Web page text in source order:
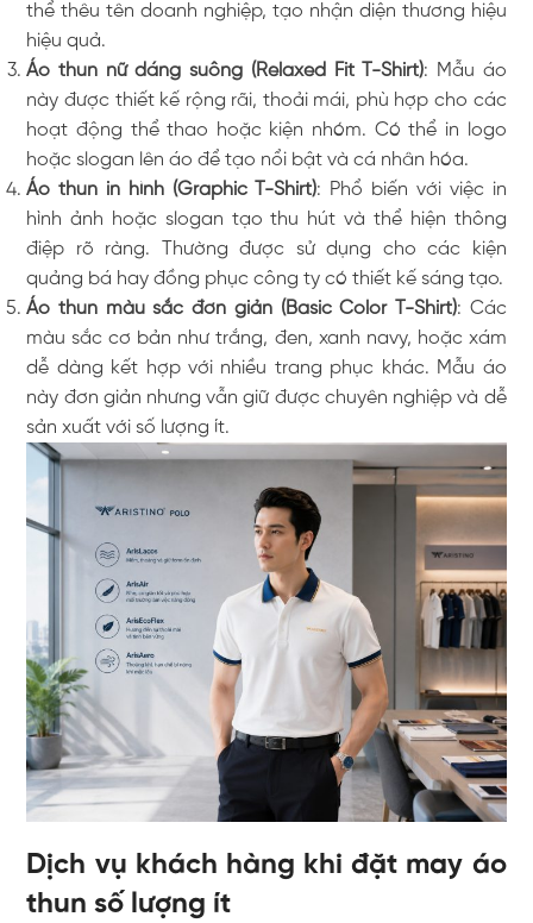
thể thêu tên doanh nghiệp, tạo nhận diện thương hiệu
hiệu quả.
Áo thun nữ dáng suông (Relaxed Fit T-Shirt): Mẫu áo
này được thiết kế rộng rãi, thoải mái, phù hợp cho các
hoạt động thể thao hoặc kiện nhóm. Có thể in logo
hoặc slogan lên áo để tạo nổi bật và cá nhân hóa.
Áo thun in hình (Graphic T-Shirt): Phổ biến với việc in
hình ảnh hoặc slogan tạo thu hút và thể hiện thông
điệp rõ ràng. Thường được sử dụng cho các kiện
quảng bá hay đồng phục công ty có thiết kế sáng tạo.
Áo thun màu sắc đơn giản (Basic Color T-Shirt): Các
màu sắc cơ bản như trắng, đen, xanh navy, hoặc xám
dễ dàng kết hợp với nhiều trang phục khác. Mẫu áo
này đơn giản nhưng vẫn giữ được chuyên nghiệp và dễ
sản xuất với số lượng ít.
Dịch vụ khách hàng khi đặt may áo
thun số lượng ít